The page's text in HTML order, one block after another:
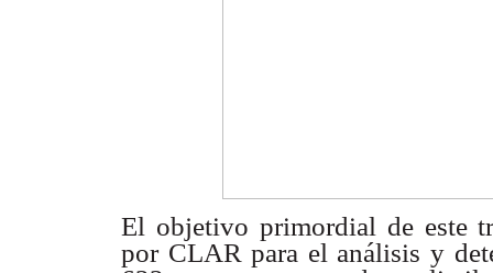
El objetivo primordial de este
por CLAR para el análisis y